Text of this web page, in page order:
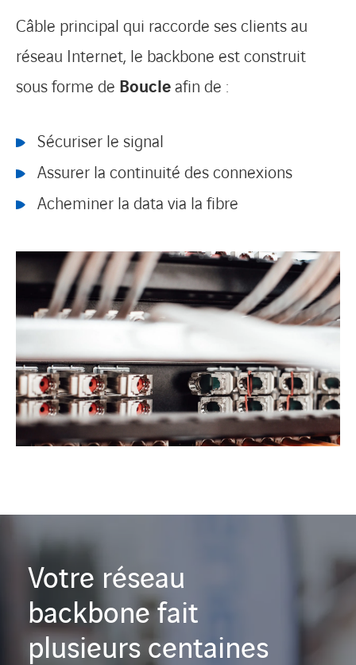
Câble principal qui raccorde ses clients au
réseau Internet, le backbone est construit
sous forme de Boucleafin de :
Sécuriser le signal
Assurer la continuité des connexions
Acheminer la data via la fibre
Votre réseau
backbone fait
plusieurs centaines